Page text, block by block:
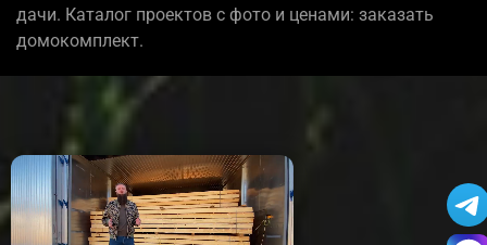
дачи. Каталог проектов с фото и ценами: заказать
домокомплект.